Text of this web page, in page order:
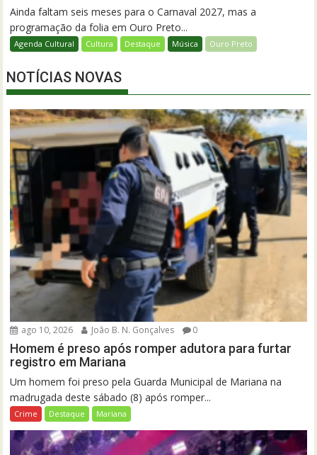
Ainda faltam seis meses para o Carnaval 2027, mas a
programação da folia em Ouro Preto...
Agenda Cultural Cultura Destaque Música Ouro Preto
NOTÍCIAS NOVAS
ago 10, 2026 João B. N. Gonçalves 0
Homem é preso após romper adutora para furtar
registro em Mariana
Um homem foi preso pela Guarda Municipal de Mariana na
madrugada deste sábado (8) após romper...
Crime Destaque Mariana